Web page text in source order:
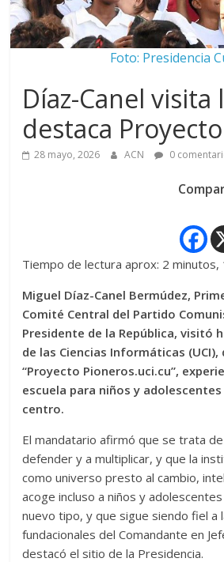
Foto: Presidencia
Díaz-Canel visita
destaca
28 mayo, 2026 ACN 0
Tiempo de lectura aprox: 2 minutos,
Miguel Díaz-Canel Bermúdez,
Comité Central del Partido
Presidente de la República, visitó
de las Ciencias Informáticas
“Proyecto Pioneros.uci.cu”,
escuela para niños y
centro.
El mandatario afirmó que se trata
defender y a multiplicar, y que la
como universo presto al cambio,
acoge incluso a niños y
nuevo tipo, y que sigue siendo fiel a
fundacionales del Comandante en
destacó el sitio de la Presidencia.